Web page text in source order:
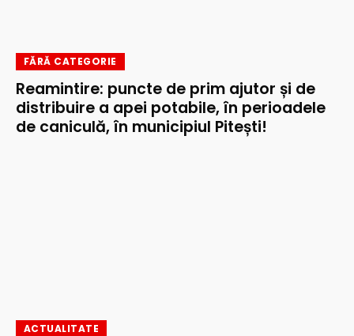
FĂRĂ CATEGORIE
Reamintire: puncte de prim ajutor și de
distribuire a apei potabile, în perioadele
de caniculă, în municipiul Pitești!
ACTUALITATE